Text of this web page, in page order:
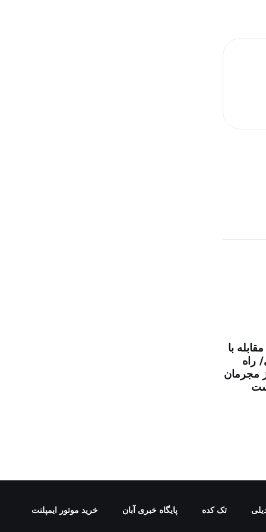
با
راه
مجرمان
تک کده پایگاه خبری آبان خرید موتور ایمپلنت